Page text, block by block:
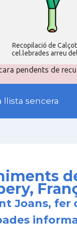
Recopilació de
cel.lebrades arreu
pendents de
llista sencera
Joans, fer